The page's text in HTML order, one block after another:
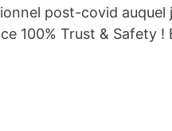
post-covid auquel
100% Trust & Safety